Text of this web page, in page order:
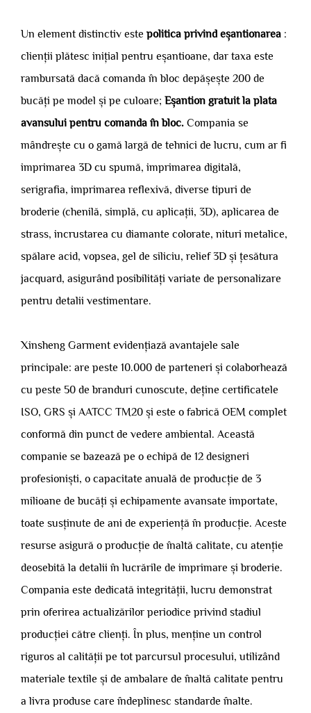
Un element distinctiv este politica privind eșantionarea :
clienții plătesc inițial pentru eșantioane, dar taxa este
rambursată dacă comanda în bloc depășește 200 de
bucăți pe model și pe culoare; Eșantion gratuit la plata
avansului pentru comanda în bloc. Compania se
mândrește cu o gamă largă de tehnici de lucru, cum ar fi
imprimarea 3D cu spumă, imprimarea digitală,
serigrafia, imprimarea reflexivă, diverse tipuri de
broderie (chenilă, simplă, cu aplicații, 3D), aplicarea de
strass, incrustarea cu diamante colorate, nituri metalice,
spălare acid, vopsea, gel de siliciu, relief 3D și țesătura
jacquard, asigurând posibilități variate de personalizare
pentru detalii vestimentare.
Xinsheng Garment evidențiază avantajele sale
principale: are peste 10.000 de parteneri și colaborhează
cu peste 50 de branduri cunoscute, deține certificatele
ISO, GRS și AATCC TM20 și este o fabrică OEM complet
conformă din punct de vedere ambiental. Această
companie se bazează pe o echipă de 12 designeri
profesioniști, o capacitate anuală de producție de 3
milioane de bucăți și echipamente avansate importate,
toate susținute de ani de experiență în producție. Aceste
resurse asigură o producție de înaltă calitate, cu atenție
deosebită la detalii în lucrările de imprimare și broderie.
Compania este dedicată integrității, lucru demonstrat
prin oferirea actualizărilor periodice privind stadiul
producției către clienți. În plus, menține un control
riguros al calității pe tot parcursul procesului, utilizând
materiale textile și de ambalare de înaltă calitate pentru
a livra produse care îndeplinesc standarde înalte.